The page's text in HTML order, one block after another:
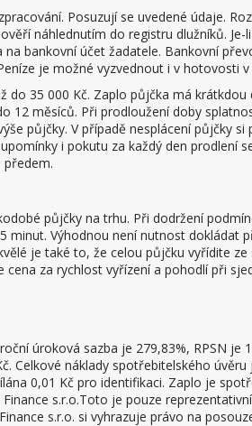
Posuzují se uvedené údaje.
náhlednutím do registru dlužníků. Je-
bankovní účet žadatele. Bankovní
je možné vyzvednout i v hotovosti v
do 35 000 Kč. Zaplo půjčka má
12 měsíců. Při prodloužení doby
půjčky. V případě nesplácení půjčky si
i pokutu za každý den prodlení
předem.
půjčky na trhu. Při dodržení
minut. Výhodnou není nutnost dokládat
je také to, že celou půjčku vyřídite
cena za rychlost vyřízení a pohodlí při
úroková sazba je 279,83%, RPSN je
Celkové náklady spotřebitelského úvěru
0,01 Kč pro identifikaci. Zaplo je
s.r.o.Toto je pouze
s.r.o. si vyhrazuje právo na